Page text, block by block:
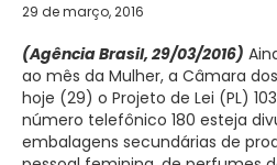
29 de março, 2016
(Agência Brasil, 29/03/2016)
ao mês da Mulher, a Câmara
hoje (29) o Projeto de Lei (PL)
número telefônico 180 esteja
embalagens secundárias de